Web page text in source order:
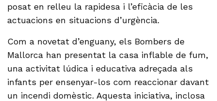
posat en relleu la rapidesa i l’eficàcia de les
actuacions en situacions d’urgència.
Com a novetat d’enguany, els Bombers de
Mallorca han presentat la casa inflable de fum,
una activitat lúdica i educativa adreçada als
infants per ensenyar-los com reaccionar davant
un incendi domèstic. Aquesta iniciativa, inclosa